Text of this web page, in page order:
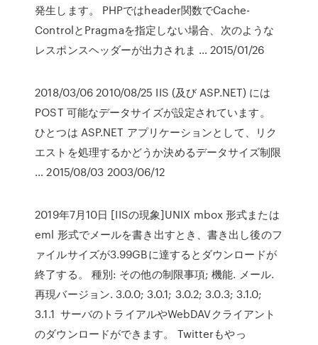
発生します。 PHPではheader関数でCache-
ControlとPragmaを指定しない場合、次のような
レスポンスヘッダーが出力されま … 2015/01/26
2018/03/06 2010/08/25 IIS (及び ASP.NET) には
POST 可能なデータサイズが設定されています。
ひとつは ASP.NET アプリケーションとして、リク
エストを処理するかどうか決めるデータサイズ制限
… 2015/08/03 2003/06/12
2019年7月10日 [IISの現象]UNIX mbox 形式または
eml 形式でメールを書き出すとき、書き出し後のフ
ァイルサイズが3.99GBに達するとダウンロードが
終了する。 種別: その他の制限事項; 機能. メール.
再現バージョン. 3.0.0; 3.0.1; 3.0.2; 3.0.3; 3.1.0;
3.1.1 サーバのトライアルやWebDAVクライアント
のダウンロードができます。 Twitterもやっ